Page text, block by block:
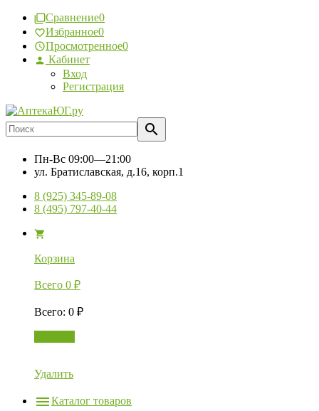
Сравнение0
Избранное0
Просмотренное0
Кабинет
Вход
Регистрация
Пн-Вс 09:00—21:00
ул. Братиславская, д.16, корп.1
8 (925) 345-89-08
8 (495) 797-40-44
Корзина
Всего 0 ₽
Всего: 0 ₽
Удалить
Каталог товаров